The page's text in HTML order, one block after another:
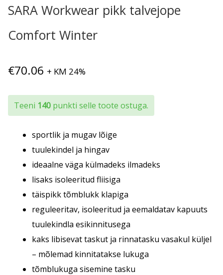
SARA Workwear pikk talvejope
Comfort Winter
€70.06 + KM 24%
Teeni 140 punkti selle toote ostuga.
sportlik ja mugav lõige
tuulekindel ja hingav
ideaalne väga külmadeks ilmadeks
lisaks isoleeritud fliisiga
täispikk tõmblukk klapiga
reguleeritav, isoleeritud ja eemaldatav kapuuts
tuulekindla esikinnitusega
kaks libisevat taskut ja rinnatasku vasakul küljel
– mõlemad kinnitatakse lukuga
tõmblukuga sisemine tasku